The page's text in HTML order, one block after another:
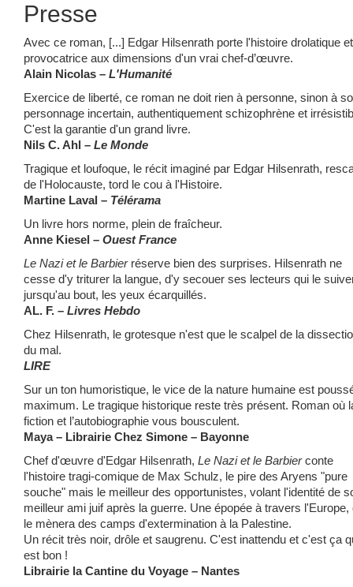
Presse
Avec ce roman, [...] Edgar Hilsenrath porte l'histoire drolatique et
provocatrice aux dimensions d'un vrai chef-d’œuvre.
Alain Nicolas – L'Humanité
Exercice de liberté, ce roman ne doit rien à personne, sinon à
personnage incertain, authentiquement schizophrène et
C'est la garantie d'un grand livre.
Nils C. Ahl – Le Monde
Tragique et loufoque, le récit imaginé par Edgar Hilsenrath,
de l'Holocauste, tord le cou à l'Histoire.
Martine Laval – Télérama
Un livre hors norme, plein de fraîcheur.
Anne Kiesel – Ouest France
Le Nazi et le Barbierréserve bien des surprises. Hilsenrath ne
cesse d'y triturer la langue, d'y secouer ses lecteurs qui le
jursqu'au bout, les yeux écarquillés.
AL. F. – Livres Hebdo
Chez Hilsenrath, le grotesque n'est que le scalpel de la
du mal.
LIRE
Sur un ton humoristique, le vice de la nature humaine est
maximum. Le tragique historique reste très présent. Roman où
fiction et l’autobiographie vous bousculent.
Maya – Librairie Chez Simone – Bayonne
Chef d'œuvre d'Edgar Hilsenrath, Le Nazi et le Barbierconte
l'histoire tragi-comique de Max Schulz, le pire des Aryens "pure
souche" mais le meilleur des opportunistes, volant l'identité de
meilleur ami juif après la guerre. Une épopée à travers l'Europe,
le mènera des camps d'extermination à la Palestine.
Un récit très noir, drôle et saugrenu. C'est inattendu et c'est ça
est bon !
Librairie la Cantine du Voyage – Nantes